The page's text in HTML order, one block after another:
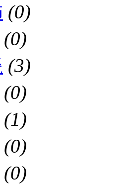
(0)
(0)
(3)
(0)
(1)
(0)
(0)